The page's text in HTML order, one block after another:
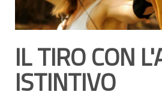
IL TIRO CON
ISTINTIVO